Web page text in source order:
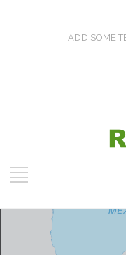
ADD SOME